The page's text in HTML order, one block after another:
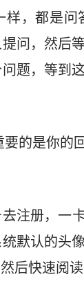
，都是问
问，然后
题，等到
的是你的
注册，一
默认的头
后快速阅读